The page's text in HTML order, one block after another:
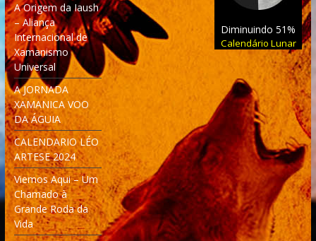
A Origem da Iaush
– Aliança
Internacional de
Xamanismo
Universal
A JORNADA
XAMANICA VOO
DA ÁGUIA
CALENDARIO LÉO
ARTESE 2024
Viemos Aqui – Um
Chamado à
Grande Roda da
Vida
Diminuindo 51%
Calendário Lunar